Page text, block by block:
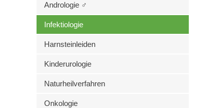
Andrologie ♂
Infektiologie
Harnsteinleiden
Kinderurologie
Naturheilverfahren
Onkologie